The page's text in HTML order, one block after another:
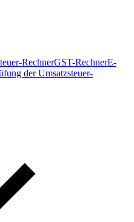
RechnerGST-RechnerE-
der Umsatzsteuer-